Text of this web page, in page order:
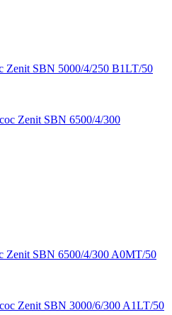
SBN 5000/4/250 B1LT/50
Zenit SBN 6500/4/300 A0MT/50